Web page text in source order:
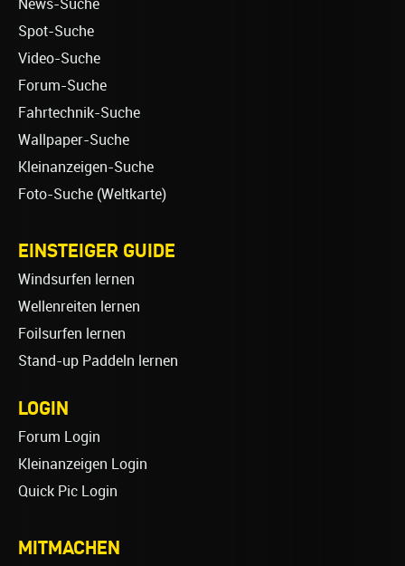
News-Suche
Spot-Suche
Video-Suche
Forum-Suche
Fahrtechnik-Suche
Wallpaper-Suche
Kleinanzeigen-Suche
Foto-Suche (Weltkarte)
EINSTEIGER GUIDE
Windsurfen lernen
Wellenreiten lernen
Foilsurfen lernen
Stand-up Paddeln lernen
LOGIN
Forum Login
Kleinanzeigen Login
Quick Pic Login
MITMACHEN